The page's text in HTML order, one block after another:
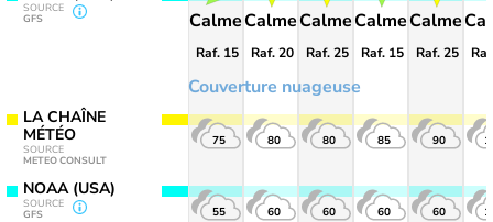
SOURCE
GFS
LA CHAÎNE
MÉTÉO
SOURCE
METEO CONSULT
NOAA (USA)
SOURCE
GFS
Couverture nuageuse
Calme
Raf. 15
75
55
Calme
Raf. 20
80
60
Calme
Raf. 25
80
60
Calme
Raf. 15
85
60
Calme
Raf. 25
90
60